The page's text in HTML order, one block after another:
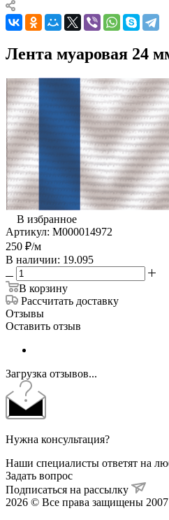
Лента муаровая 24
В избранное
Артикул: М000014972
250 ₽/м
В наличии: 19.095
В корзину
Рассчитать доставку
Отзывы
Оставить отзыв
Загрузка отзывов...
Нужна консультация?
Наши специалисты ответят на
Задать вопрос
Подписаться на рассылку
2026 © Все права защищены 2007